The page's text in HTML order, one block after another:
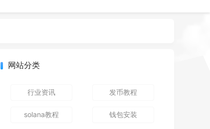
网站分类
行业资讯 发币教程
solana教程 钱包安装